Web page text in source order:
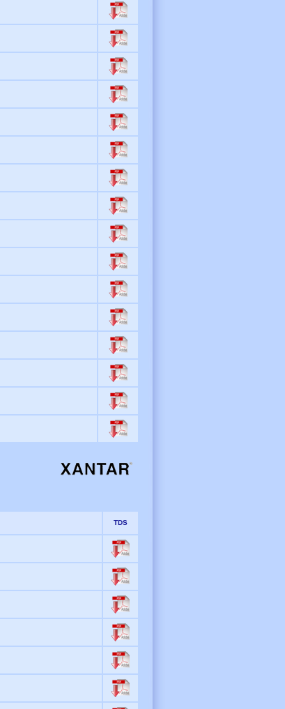
TDS